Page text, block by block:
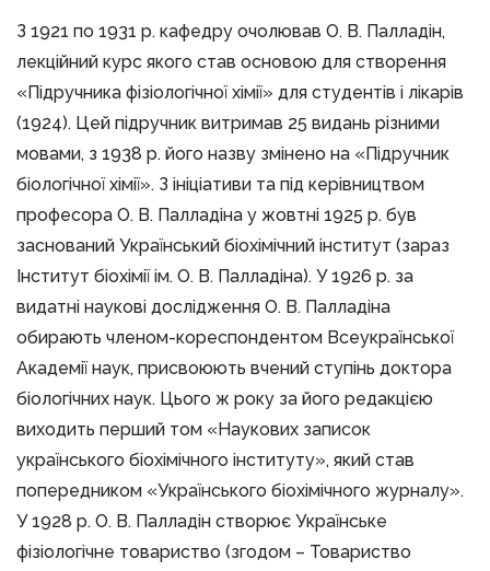
З 1921 по 1931 р. кафедру очолював О. В. Палладін,
лекційний курс якого став основою для створення
«Підручника фізіологічної хімії» для студентів і лікарів
(1924). Цей підручник витримав 25 видань різними
мовами, з 1938 р. його назву змінено на «Підручник
біологічної хімії». З ініціативи та під керівництвом
професора О. В. Палладіна у жовтні 1925 р. був
заснований Український біохімічний інститут (зараз
Інститут біохімії ім. О. В. Палладіна). У 1926 р. за
видатні наукові дослідження О. В. Палладіна
обирають членом-кореспондентом Всеукраїнської
Академії наук, присвоюють вчений ступінь доктора
біологічних наук. Цього ж року за його редакцією
виходить перший том «Наукових записок
українського біохімічного інституту», який став
попередником «Українського біохімічного журналу».
У 1928 р. О. В. Палладін створює Українське
фізіологічне товариство (згодом – Товариство